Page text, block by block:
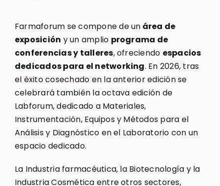
Farmaforum se compone de un área de
exposición y un amplio programa de
conferencias y talleres, ofreciendo espacios
dedicados para el networking. En 2026, tras
el éxito cosechado en la anterior edición se
celebrará también la octava edición de
Labforum, dedicado a Materiales,
Instrumentación, Equipos y Métodos para el
Análisis y Diagnóstico en el Laboratorio con un
espacio dedicado.
La Industria farmacéutica, la Biotecnología y la
Industria Cosmética entre otros sectores,